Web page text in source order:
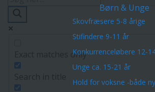
Børn & Unge
Skovfræsere 5-8 årige
Stifindere 9-11 år
Konkurrenceløbere 12-
Unge ca. 15-21 år
Hold for voksne -både
Exact matches only